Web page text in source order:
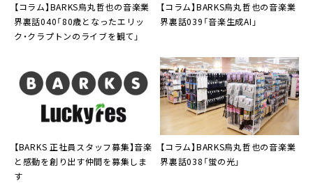
【コラム】BARKS烏丸哲也の音楽業
界裏話040「80歳となったエリッ
ク・クラプトンのライブを観て」
【コラム】BARKS烏丸哲也の音楽業
界裏話039「音楽生成AI」
【BARKS 正社員スタッフ募集】音楽
と感動を創り出す仲間を募集しま
す
【コラム】BARKS烏丸哲也の音楽業
界裏話038「蛍の光」